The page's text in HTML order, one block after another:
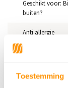
Toestemming
Geschikt voor:
buiten?
Anti allergie